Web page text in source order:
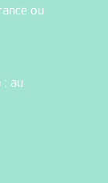
ou
au